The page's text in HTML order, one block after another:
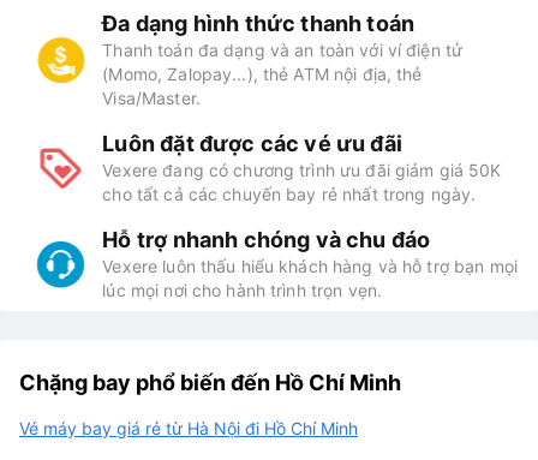
Đa dạng hình thức thanh toán
Thanh toán đa dạng và an toàn với ví điện tử
(Momo, Zalopay...), thẻ ATM nội địa, thẻ
Visa/Master.
Luôn đặt được các vé ưu đãi
Vexere đang có chương trình ưu đãi giảm giá 50K
cho tất cả các chuyến bay rẻ nhất trong ngày.
Hỗ trợ nhanh chóng và chu đáo
Vexere luôn thấu hiểu khách hàng và hỗ trợ bạn mọi
lúc mọi nơi cho hành trình trọn vẹn.
Chặng bay phổ biến đến Hồ Chí Minh
Vé máy bay giá rẻ từ Hà Nội đi Hồ Chí Minh